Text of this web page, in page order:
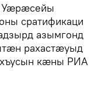
Уӕрӕсейы
сратификаци
азымгонд
рахастæуыд
кæны РИА